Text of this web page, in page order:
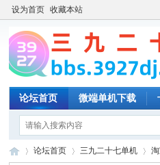
设为首页 收藏本站
论坛首页 微端单机下载
论坛首页 三九二十七单机